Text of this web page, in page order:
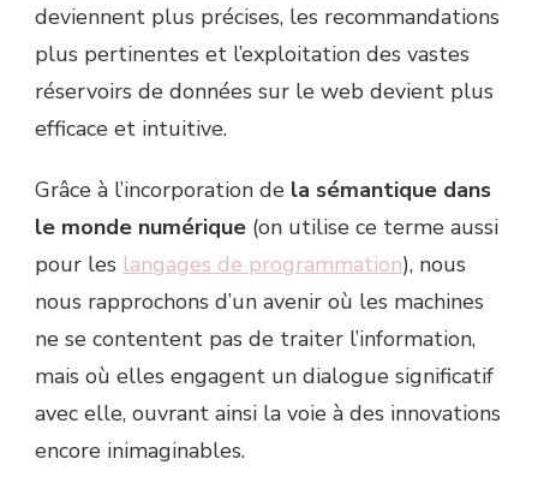
deviennent plus précises, les recommandations
plus pertinentes et l’exploitation des vastes
réservoirs de données sur le web devient plus
efficace et intuitive.
Grâce à l’incorporation de la sémantique dans
le monde numérique (on utilise ce terme aussi
pour les langages de programmation), nous
nous rapprochons d’un avenir où les machines
ne se contentent pas de traiter l’information,
mais où elles engagent un dialogue significatif
avec elle, ouvrant ainsi la voie à des innovations
encore inimaginables.